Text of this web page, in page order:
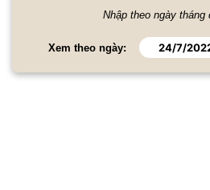
Nhập theo ngày tháng
Xem theo ngày: